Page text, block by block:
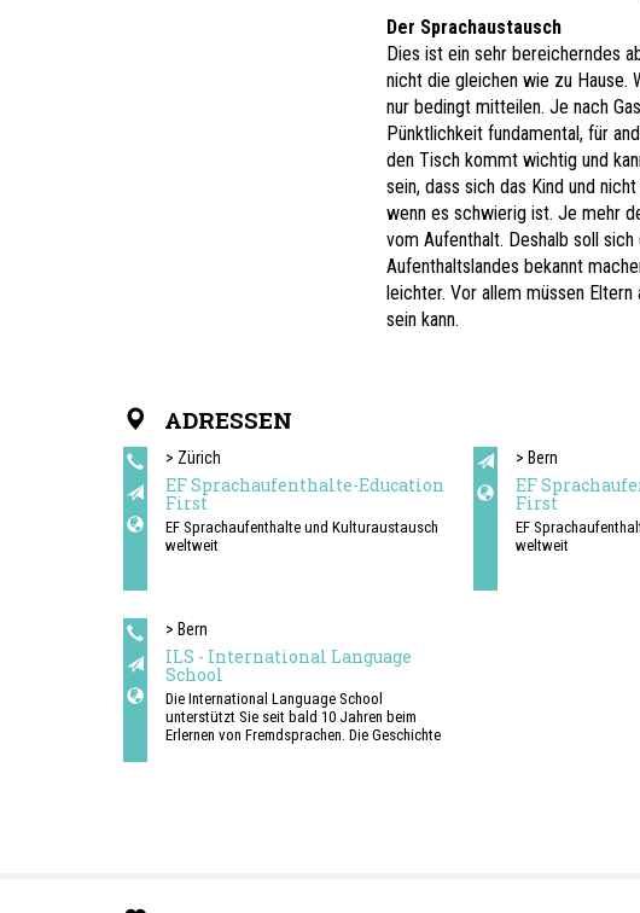
Der Sprachaustausch
Dies ist ein sehr bereicherndes
nicht die gleichen wie zu Hause.
nur bedingt mitteilen. Je nach
Pünktlichkeit fundamental, für
den Tisch kommt wichtig und
sein, dass sich das Kind und
wenn es schwierig ist. Je mehr
vom Aufenthalt. Deshalb soll
Aufenthaltslandes bekannt
leichter. Vor allem müssen
sein kann.
ADRESSEN
> Zürich
EF Sprachaufenthalte-Education
First
EF Sprachaufenthalte und Kulturaustausch
weltweit
> Bern
EF
First
EF
weltweit
> Bern
ILS - International Language
School
Die International Language School
unterstützt Sie seit bald 10 Jahren beim
Erlernen von Fremdsprachen. Die Geschichte